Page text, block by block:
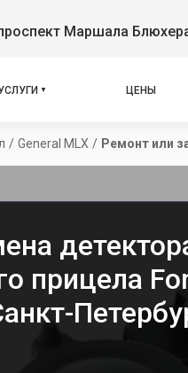
Маршала
ЦЕНЫ
/ General MLX / Ремонт или
прицела